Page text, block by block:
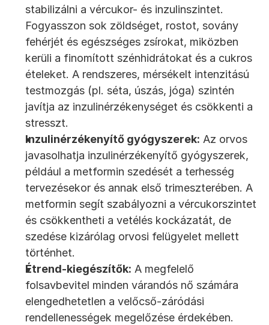
stabilizálni a vércukor- és inzulinszintet.
Fogyasszon sok zöldséget, rostot, sovány
fehérjét és egészséges zsírokat, miközben
kerüli a finomított szénhidrátokat és a cukros
ételeket. A rendszeres, mérsékelt intenzitású
testmozgás (pl. séta, úszás, jóga) szintén
javítja az inzulinérzékenységet és csökkenti a
stresszt.
Inzulinérzékenyítő gyógyszerek: Az orvos
javasolhatja inzulinérzékenyítő gyógyszerek,
például a metformin szedését a terhesség
tervezésekor és annak első trimeszterében. A
metformin segít szabályozni a vércukorszintet
és csökkentheti a vetélés kockázatát, de
szedése kizárólag orvosi felügyelet mellett
történhet.
Étrend-kiegészítők: A megfelelő
folsavbevitel minden várandós nő számára
elengedhetetlen a velőcső-záródási
rendellenességek megelőzése érdekében.